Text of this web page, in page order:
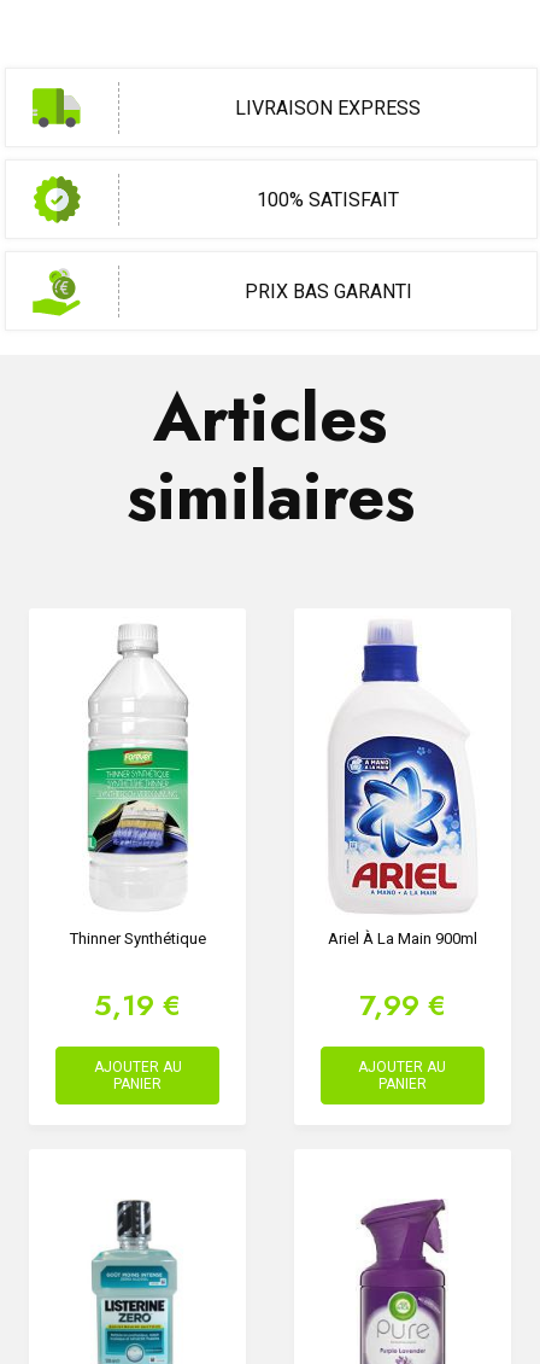
LIVRAISON EXPRESS
100% SATISFAIT
PRIX BAS GARANTI
Articles
similaires
Thinner Synthétique
5,19 €
AJOUTER AU
PANIER
Ariel À La Main 900ml
7,99 €
AJOUTER AU
PANIER